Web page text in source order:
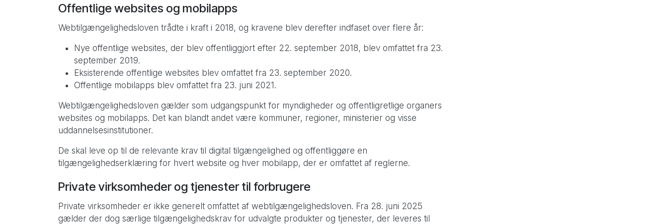
Offentlige websites og mobilapps
Webtilgængelighedsloven trådte i kraft i 2018, og kravene blev derefter indfaset over flere år:
Nye offentlige websites, der blev offentliggjort efter 22. september 2018, blev omfattet fra 23.
september 2019.
Eksisterende offentlige websites blev omfattet fra 23. september 2020.
Offentlige mobilapps blev omfattet fra 23. juni 2021.
Webtilgængelighedsloven gælder som udgangspunkt for myndigheder og offentligretlige organers
websites og mobilapps. Det kan blandt andet være kommuner, regioner, ministerier og visse
uddannelsesinstitutioner.
De skal leve op til de relevante krav til digital tilgængelighed og offentliggøre en
tilgængelighedserklæring for hvert website og hver mobilapp, der er omfattet af reglerne.
Private virksomheder og tjenester til forbrugere
Private virksomheder er ikke generelt omfattet af webtilgængelighedsloven. Fra 28. juni 2025
gælder der dog særlige tilgængelighedskrav for udvalgte produkter og tjenester, der leveres til